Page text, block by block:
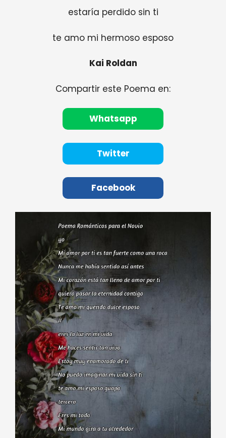
estaría perdido sin ti
te amo mi hermoso esposo
Kai Roldan
Compartir este Poema en:
Whatsapp
Twitter
Facebook